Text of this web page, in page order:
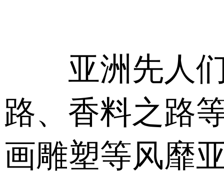
亚洲先人们
路、香料之路
画雕塑等风靡